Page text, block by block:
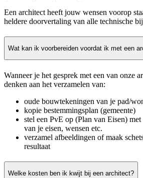
Een architect heeft jouw wensen voorop
heldere doorvertaling van alle technische
Wat kan ik voorbereiden voordat ik met een
Wanneer je het gesprek met een van onze
denken aan het verzamelen van:
oude bouwtekeningen van je pad/
kopie bestemmingsplan (gemeente)
stel een PvE op (Plan van Eisen)
van je eisen, wensen etc.
verzamel afbeeldingen of maak
resultaat
Welke kosten ben ik kwijt bij een architect?